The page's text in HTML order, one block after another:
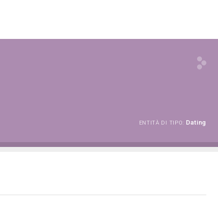
ENTITÀ DI TIPO: Dating